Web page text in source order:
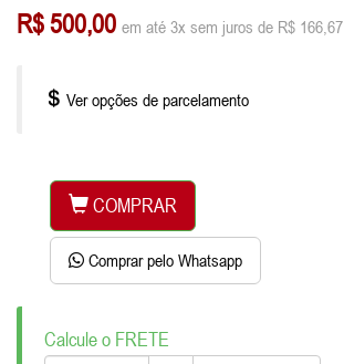
R$ 500,00 em até 3x sem juros de R$ 166,67
Ver opções de parcelamento
COMPRAR
Comprar pelo Whatsapp
Calcule o FRETE